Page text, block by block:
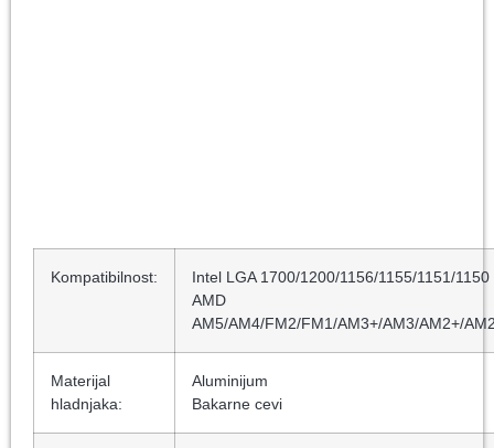
Kompatibilnost:
Intel LGA 1700/1200/1156/1155/1151/1150
AMD
AM5/AM4/FM2/FM1/AM3+/AM3/AM2+/
Materijal
hladnjaka:
Aluminijum
Bakarne cevi